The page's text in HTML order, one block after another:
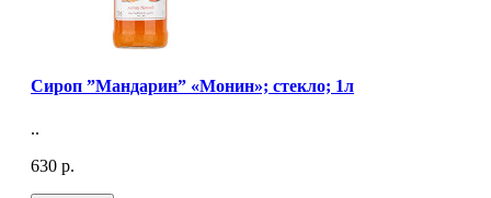
Сироп ”Мандарин” «Монин»; стекло; 1л
..
630 р.